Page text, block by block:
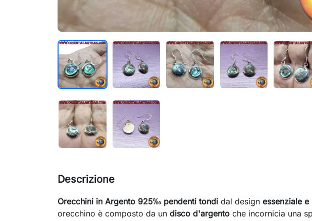
Descrizione
Orecchini in Argento 925‰ pendenti tondi dal design essenziale
orecchino è composto da un disco d'argento che incornicia una